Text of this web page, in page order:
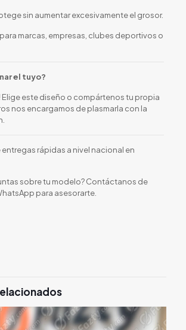
sin aumentar excesivamente el grosor.
marcas, empresas, clubes deportivos o
el tuyo?
Elige este diseño o compártenos tu propia
nos encargamos de plasmarla con la
rápidas a nivel nacional en
sobre tu modelo? Contáctanos de
para asesorarte.